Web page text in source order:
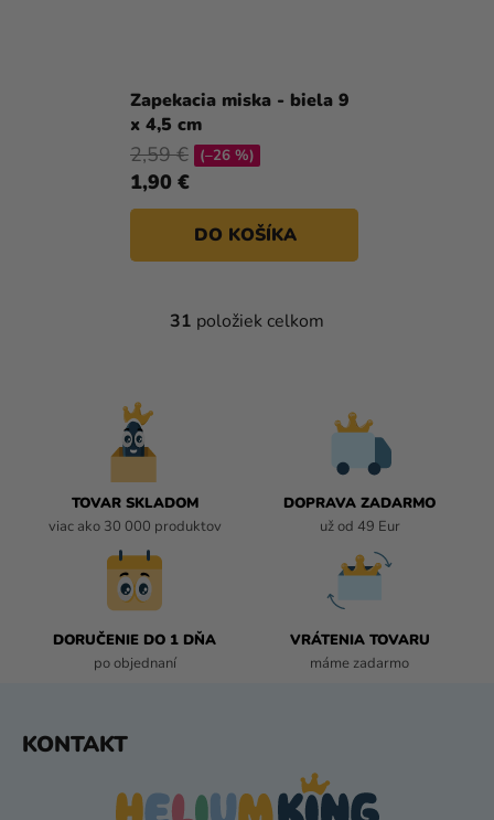
Zapekacia miska - biela 9
x 4,5 cm
1,90 €
2,59 € (–26 %)
DO KOŠÍKA
O
U
31 položiek celkom
TOVAR SKLADOM
viac ako 30 000 produktov
DOPRAVA ZADARMO
už od 49 Eur
DORUČENIE DO 1 DŇA
po objednaní
VRÁTENIA TOVARU
máme zadarmo
KONTAKT